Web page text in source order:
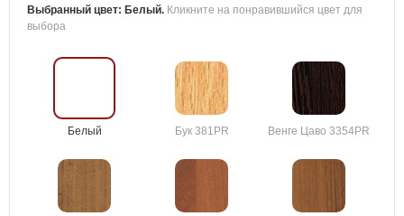
Выбранный цвет: Белый. Кликните на понравившийся цвет для
выбора
Белый Бук 381PR Венге Цаво 3354PR